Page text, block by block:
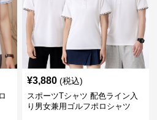
¥3,880 (税込)
スポーツTシャツ 配色ライン入
り男女兼用ゴルフポロシャツ